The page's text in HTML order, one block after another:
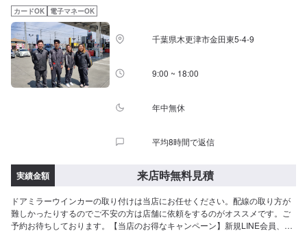
で納車となります。(要相談)納期は前後する場合がございます。予めご了承く
ださい。-----パーツ持ち込みについて-----パーツの持ち込み可能です。オファ
ーにて詳細をお願い致します。-----代車について-----無料の代車をご用意して
います。お車の作業中は代車をご利用ください。※代車の燃料代はお客様にご
負担いただいております。-----ご来店時の注意、受付方法-----JR前橋大島駅北
口から北西方向へ進み1つ目の交差点を右に次の交差点を左に進むと右側に工
場があります。駐車スペースは事務所がございますので事務所裏の空いてい
約しましたとお伝えください。【定休日・営業時間】定休日：日曜日、祝日
カードOK 電子マネーOK
千葉県木更津市金田東5-4-9
9:00 ~ 18:00
年中無休
平均8時間で返信
実績金額 来店時無料見積
ドアミラーウインカーの取り付けは当店にお任せください。配線の取り方が
難しかったりするのでご不安の方は店舗に依頼をするのがオススメです。ご
予約お待ちしております。【当店のお得なキャンペーン】新規LINE会員、ド